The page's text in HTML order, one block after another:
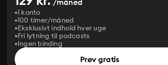
/måned
1 konto
100 timer/måned
Eksklusivt indhold hver uge
Fri lytning til podcasts
Ingen binding
Prøv gratis